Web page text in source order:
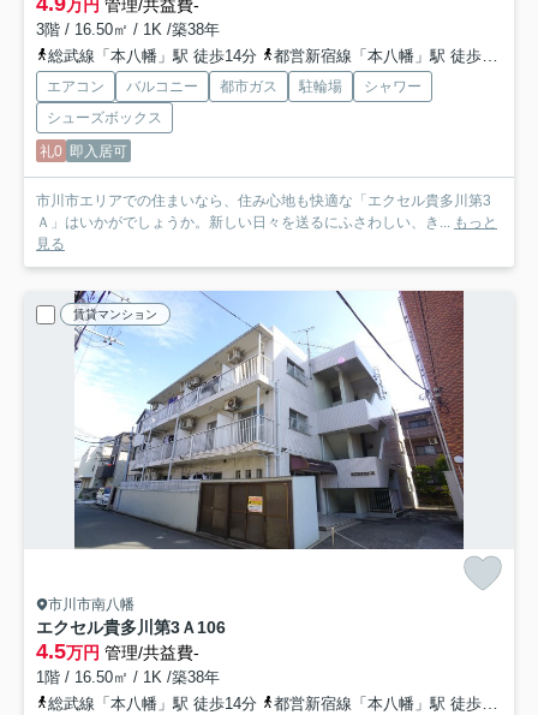
万円 管理/共益費-
3階 / 16.50㎡ / 1K /築38年
総武線「本八幡」駅 徒歩14分
都営新宿線「本八幡」駅 徒歩15分
エアコン バルコニー 都市ガス 駐輪場
シャワー
シューズボックス
礼0 即入居可
市川市エリアでの住まいなら、住み心地も快適な「エクセル貴多川第3
Ａ」はいかがでしょうか。新しい日々を送るにふさわしい、き... もっと
見る
賃貸マンション
市川市南八幡
エクセル貴多川第3Ａ106
4.5万円 管理/共益費-
1階 / 16.50㎡ / 1K /築38年
総武線「本八幡」駅 徒歩14分
都営新宿線「本八幡」駅 徒歩15分